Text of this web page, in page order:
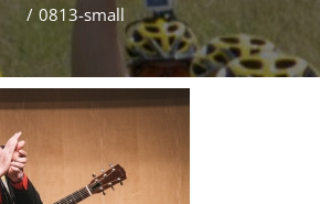
/ 0813-small